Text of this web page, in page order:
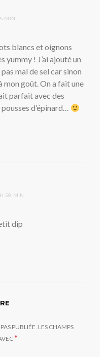
MIN
blancs et oignons
yummy ! J’ai ajouté un
mal de sel car sinon
mon goût. On a fait une
parfait avec des
d’épinard…
58 MIN
dip
PUBLIÉE. LES CHAMPS
*